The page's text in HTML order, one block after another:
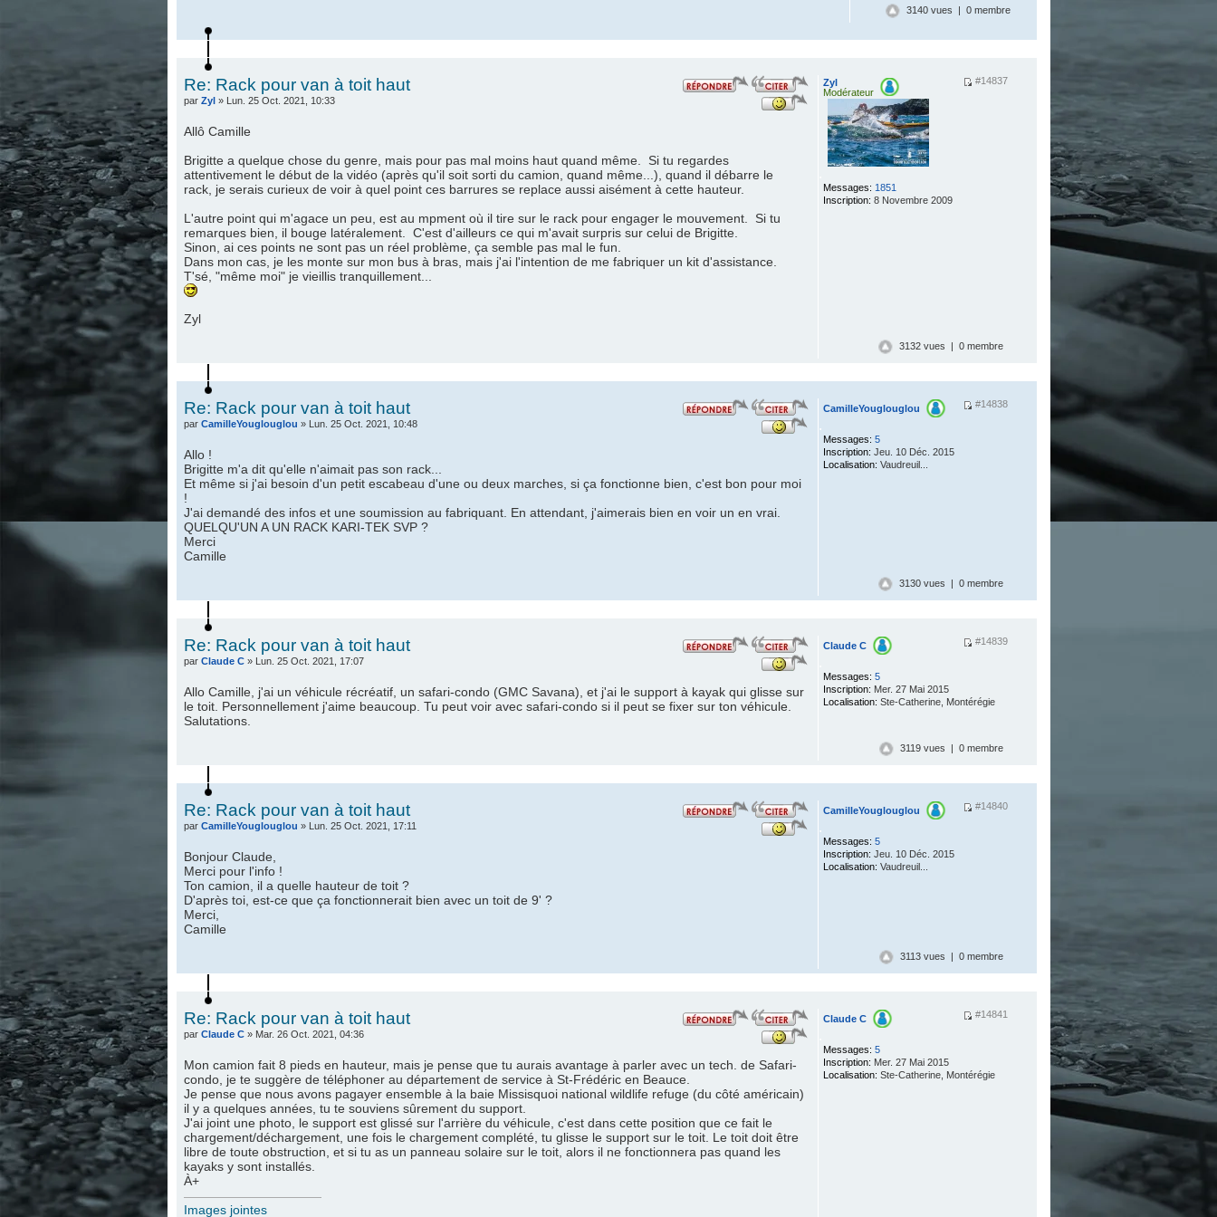
3140 vues | 0 membre
Re: Rack pour van à toit haut
par Zyl» Lun. 25 Oct. 2021, 10:33
#14837
Zyl
Modérateur
Messages: 1851
Inscription: 8 Novembre 2009
Allô Camille
Brigitte a quelque chose du genre, mais pour pas mal moins haut quand même. Si tu regardes
attentivement le début de la vidéo (après qu'il soit sorti du camion, quand même...), quand il débarre le
rack, je serais curieux de voir à quel point ces barrures se replace aussi aisément à cette hauteur.
L'autre point qui m'agace un peu, est au mpment où il tire sur le rack pour engager le mouvement. Si tu
remarques bien, il bouge latéralement. C'est d'ailleurs ce qui m'avait surpris sur celui de Brigitte.
Sinon, ai ces points ne sont pas un réel problème, ça semble pas mal le fun.
Dans mon cas, je les monte sur mon bus à bras, mais j'ai l'intention de me fabriquer un kit d'assistance.
T'sé, "même moi" je vieillis tranquillement...
Zyl
3132 vues | 0 membre
Re: Rack pour van à toit haut
par CamilleYouglouglou » Lun. 25 Oct. 2021, 10:48
#14838
CamilleYouglouglou
.
Messages: 5
Inscription: Jeu. 10 Déc. 2015
Localisation: Vaudreuil...
Allo !
Brigitte m'a dit qu'elle n'aimait pas son rack...
Et même si j'ai besoin d'un petit escabeau d'une ou deux marches, si ça fonctionne bien, c'est bon pour moi
!
J'ai demandé des infos et une soumission au fabriquant. En attendant, j'aimerais bien en voir un en vrai.
QUELQU'UN A UN RACK KARI-TEK SVP ?
Merci
Camille
3130 vues | 0 membre
Re: Rack pour van à toit haut
par Claude C» Lun. 25 Oct. 2021, 17:07
#14839
Claude C
Messages: 5
Inscription: Mer. 27 Mai 2015
Localisation: Ste-Catherine, Montérégie
Allo Camille, j'ai un véhicule récréatif, un safari-condo (GMC Savana), et j'ai le support à kayak qui glisse sur
le toit. Personnellement j'aime beaucoup. Tu peut voir avec safari-condo si il peut se fixer sur ton véhicule.
Salutations.
3119 vues | 0 membre
Re: Rack pour van à toit haut
par CamilleYouglouglou » Lun. 25 Oct. 2021, 17:11
#14840
CamilleYouglouglou
.
Messages: 5
Inscription: Jeu. 10 Déc. 2015
Localisation: Vaudreuil...
Bonjour Claude,
Merci pour l'info !
Ton camion, il a quelle hauteur de toit ?
D'après toi, est-ce que ça fonctionnerait bien avec un toit de 9' ?
Merci,
Camille
3113 vues | 0 membre
Re: Rack pour van à toit haut
par Claude C» Mar. 26 Oct. 2021, 04:36
#14841
Claude C
Messages: 5
Inscription: Mer. 27 Mai 2015
Localisation: Ste-Catherine, Montérégie
Mon camion fait 8 pieds en hauteur, mais je pense que tu aurais avantage à parler avec un tech. de Safari-
condo, je te suggère de téléphoner au département de service à St-Frédéric en Beauce.
Je pense que nous avons pagayer ensemble à la baie Missisquoi national wildlife refuge (du côté américain)
il y a quelques années, tu te souviens sûrement du support.
J'ai joint une photo, le support est glissé sur l'arrière du véhicule, c'est dans cette position que ce fait le
chargement/déchargement, une fois le chargement complété, tu glisse le support sur le toit. Le toit doit être
libre de toute obstruction, et si tu as un panneau solaire sur le toit, alors il ne fonctionnera pas quand les
kayaks y sont installés.
À+
Images jointes